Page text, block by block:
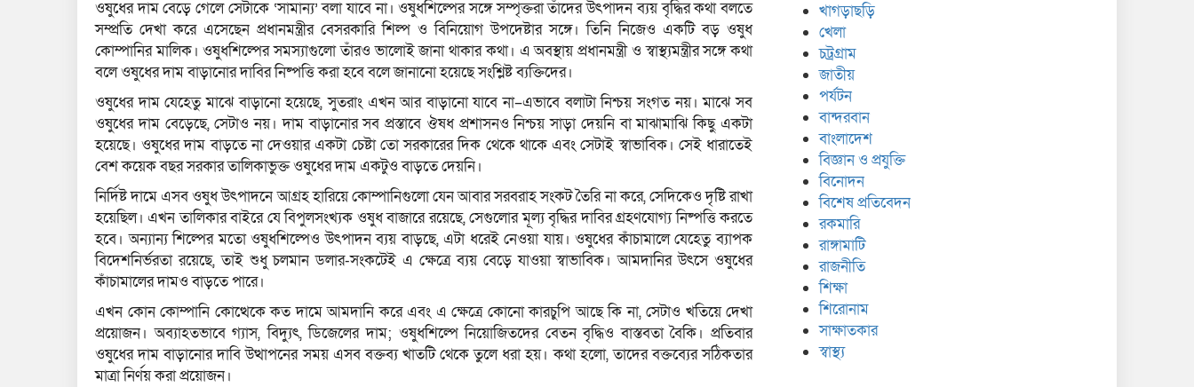
ওষুধের দাম বেড়ে গেলে সেটাকে ‘সামান্য’ বলা যাবে না। ওষুধশিল্পের সঙ্গে সম্পৃক্তরা তাঁদের উৎপাদন ব্যয় বৃদ্ধির কথা বলতে
সম্প্রতি দেখা করে এসেছেন প্রধানমন্ত্রীর বেসরকারি শিল্প ও বিনিয়োগ উপদেষ্টার সঙ্গে। তিনি নিজেও একটি বড় ওষুধ
কোম্পানির মালিক। ওষুধশিল্পের সমস্যাগুলো তাঁরও ভালোই জানা থাকার কথা। এ অবস্থায় প্রধানমন্ত্রী ও স্বাস্থ্যমন্ত্রীর সঙ্গে কথা
বলে ওষুধের দাম বাড়ানোর দাবির নিষ্পত্তি করা হবে বলে জানানো হয়েছে সংশ্লিষ্ট ব্যক্তিদের।
ওষুধের দাম যেহেতু মাঝে বাড়ানো হয়েছে, সুতরাং এখন আর বাড়ানো যাবে না–এভাবে বলাটা নিশ্চয় সংগত নয়। মাঝে সব
ওষুধের দাম বেড়েছে, সেটাও নয়। দাম বাড়ানোর সব প্রস্তাবে ঔষধ প্রশাসনও নিশ্চয় সাড়া দেয়নি বা মাঝামাঝি কিছু একটা
হয়েছে। ওষুধের দাম বাড়তে না দেওয়ার একটা চেষ্টা তো সরকারের দিক থেকে থাকে এবং সেটাই স্বাভাবিক। সেই ধারাতেই
বেশ কয়েক বছর সরকার তালিকাভুক্ত ওষুধের দাম একটুও বাড়তে দেয়নি।
নির্দিষ্ট দামে এসব ওষুধ উৎপাদনে আগ্রহ হারিয়ে কোম্পানিগুলো যেন আবার সরবরাহ সংকট তৈরি না করে, সেদিকেও দৃষ্টি রাখা
হয়েছিল। এখন তালিকার বাইরে যে বিপুলসংখ্যক ওষুধ বাজারে রয়েছে, সেগুলোর মূল্য বৃদ্ধির দাবির গ্রহণযোগ্য নিষ্পত্তি করতে
হবে। অন্যান্য শিল্পের মতো ওষুধশিল্পেও উৎপাদন ব্যয় বাড়ছে, এটা ধরেই নেওয়া যায়। ওষুধের কাঁচামালে যেহেতু ব্যাপক
বিদেশনির্ভরতা রয়েছে, তাই শুধু চলমান ডলার-সংকটেই এ ক্ষেত্রে ব্যয় বেড়ে যাওয়া স্বাভাবিক। আমদানির উৎসে ওষুধের
কাঁচামালের দামও বাড়তে পারে।
এখন কোন কোম্পানি কোত্থেকে কত দামে আমদানি করে এবং এ ক্ষেত্রে কোনো কারচুপি আছে কি না, সেটাও খতিয়ে দেখা
প্রয়োজন। অব্যাহতভাবে গ্যাস, বিদ্যুৎ, ডিজেলের দাম; ওষুধশিল্পে নিয়োজিতদের বেতন বৃদ্ধিও বাস্তবতা বৈকি। প্রতিবার
ওষুধের দাম বাড়ানোর দাবি উত্থাপনের সময় এসব বক্তব্য খাতটি থেকে তুলে ধরা হয়। কথা হলো, তাদের বক্তব্যের সঠিকতার
মাত্রা নির্ণয় করা প্রয়োজন।
খাগড়াছড়ি
খেলা
চট্রগ্রাম
জাতীয়
পর্যটন
বান্দরবান
বাংলাদেশ
বিজ্ঞান ও প্রযুক্তি
বিনোদন
বিশেষ প্রতিবেদন
রকমারি
রাঙ্গামাটি
রাজনীতি
শিক্ষা
শিরোনাম
সাক্ষাতকার
স্বাস্থ্য